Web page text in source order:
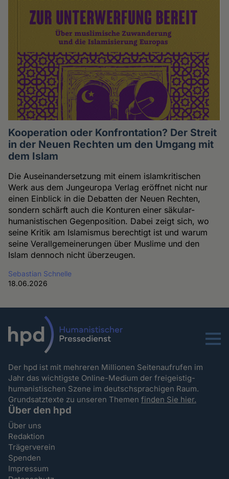
Kooperation oder Konfrontation? Der Streit
in der Neuen Rechten um den Umgang mit
dem Islam
Die Auseinandersetzung mit einem islamkritischen
Werk aus dem Jungeuropa Verlag eröffnet nicht nur
einen Einblick in die Debatten der Neuen Rechten,
sondern schärft auch die Konturen einer säkular-
humanistischen Gegenposition. Dabei zeigt sich, wo
seine Kritik am Islamismus berechtigt ist und warum
seine Verallgemeinerungen über Muslime und den
Islam dennoch nicht überzeugen.
Sebastian Schnelle
18.06.2026
Menu
Der hpd ist mit mehreren Millionen Seitenaufrufen im
Jahr das wichtigste Online-Medium der freigeistig-
humanistischen Szene im deutschsprachigen Raum.
Grundsatztexte zu unseren Themenfinden Sie hier.
Über den hpd
Über uns
Redaktion
Trägerverein
Spenden
Impressum